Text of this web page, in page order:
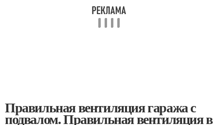
Правильная вентиляция гаража с
подвалом. Правильная вентиляция в